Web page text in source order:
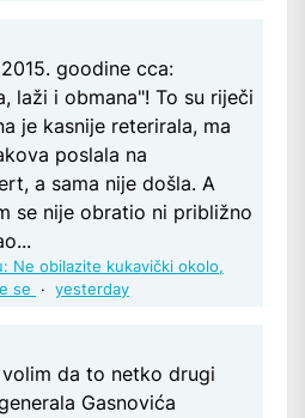
2015. goodine cca:
laži i obmana"! To su riječi
je kasnije reterirala, ma
poslala na
a sama nije došla. A
se nije obratio ni približno
Ne obilazite kukavički okolo,
se
· yesterday
volim da to netko drugi
Gasnovića